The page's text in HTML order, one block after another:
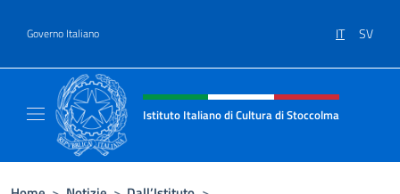
Governo Italiano IT SV
Intestazione sito, social e menù
Istituto Italiano di Cultura di Stoccolma